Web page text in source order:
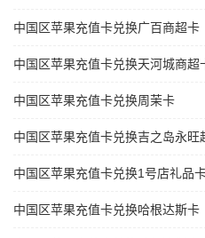
中国区苹果充值卡兑换广百商超卡
中国区苹果充值卡兑换天河城商超
中国区苹果充值卡兑换周茉卡
中国区苹果充值卡兑换吉之岛永旺
中国区苹果充值卡兑换1号店礼品
中国区苹果充值卡兑换哈根达斯卡